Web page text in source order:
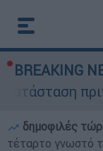
BREAKING
πριν
δημοφιλές
τέταρτο γνωστό